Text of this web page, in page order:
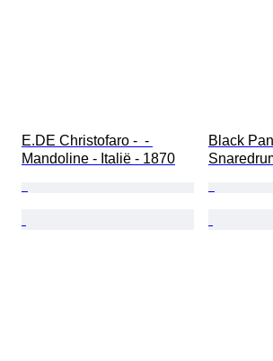
E.DE Christofaro -  -
Mandoline - Italië - 1870
Black